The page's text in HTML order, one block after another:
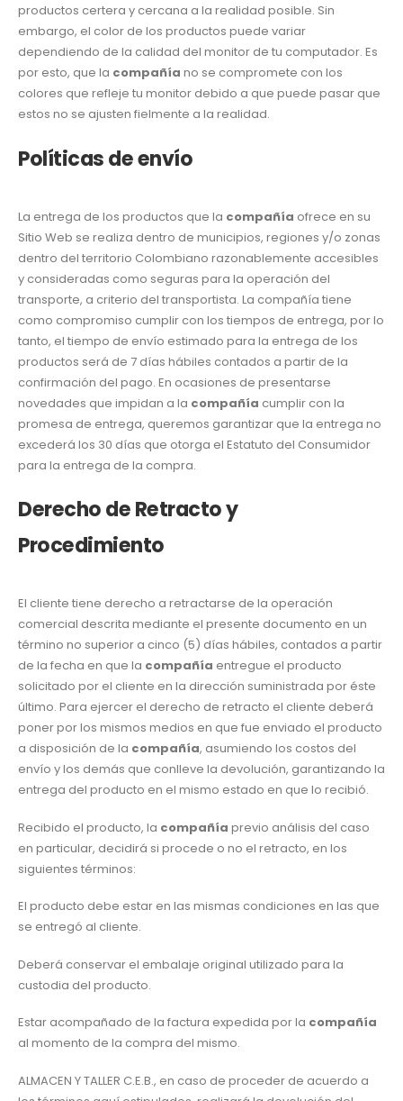
productos certera y cercana a la realidad posible. Sin
embargo, el color de los productos puede variar
dependiendo de la calidad del monitor de tu computador. Es
por esto, que la compañía no se compromete con los
colores que refleje tu monitor debido a que puede pasar que
estos no se ajusten fielmente a la realidad.
Políticas de envío
La entrega de los productos que la compañía ofrece en su
Sitio Web se realiza dentro de municipios, regiones y/o zonas
dentro del territorio Colombiano razonablemente accesibles
y consideradas como seguras para la operación del
transporte, a criterio del transportista. La compañía tiene
como compromiso cumplir con los tiempos de entrega, por lo
tanto, el tiempo de envío estimado para la entrega de los
productos será de 7 días hábiles contados a partir de la
confirmación del pago. En ocasiones de presentarse
novedades que impidan a la compañía cumplir con la
promesa de entrega, queremos garantizar que la entrega no
excederá los 30 días que otorga el Estatuto del Consumidor
para la entrega de la compra.
Derecho de Retracto y
Procedimiento
El cliente tiene derecho a retractarse de la operación
comercial descrita mediante el presente documento en un
término no superior a cinco (5) días hábiles, contados a partir
de la fecha en que la compañía entregue el producto
solicitado por el cliente en la dirección suministrada por éste
último. Para ejercer el derecho de retracto el cliente deberá
poner por los mismos medios en que fue enviado el producto
a disposición de la compañía, asumiendo los costos del
envío y los demás que conlleve la devolución, garantizando la
entrega del producto en el mismo estado en que lo recibió.
Recibido el producto, la compañía previo análisis del caso
en particular, decidirá si procede o no el retracto, en los
siguientes términos:
El producto debe estar en las mismas condiciones en las que
se entregó al cliente.
Deberá conservar el embalaje original utilizado para la
custodia del producto.
Estar acompañado de la factura expedida por la compañía
al momento de la compra del mismo.
ALMACEN Y TALLER C.E.B., en caso de proceder de acuerdo a